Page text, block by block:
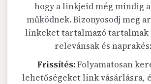
hogy a linkjeid még mindig
működnek. Bizonyosodj meg
linkeket tartalmazó tartalmak
relevánsak és
Frissítés:Folyamatosan
lehetőségeket link vásárlásra,